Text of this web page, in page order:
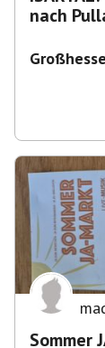
nach